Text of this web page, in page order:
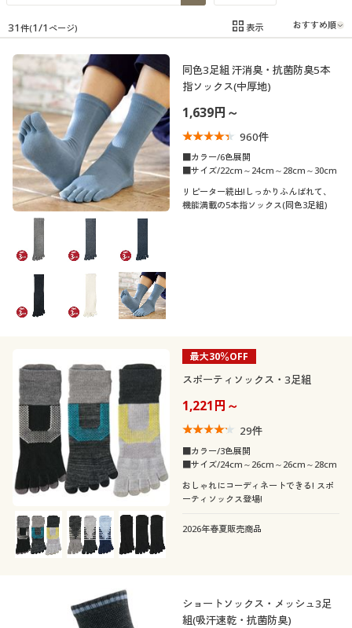
ジュニア・ティーンズ下着
メンズ下着
家電
キッチン・雑貨・日用品
寝具・インテリア・家具通販すべて
家具・収納
寝具・ベッド
カーテン・ラグ・ファブリック
美容・健康
美容・健康通販すべて
美容・健康・サプリメント
制服・スクール
制服・スクールすべて
制服・学生服
ジュニア・ティーンズ下着
大きいサイズ
大きいサイズ通販すべて
大きいサイズ レディース服
大きいサイズ メンズ
バーゲン
バーゲンセール
シークレットセール
詳細検索
商品カテゴリ一覧
カタログ
カタログ・チラシからのご注文
デジタルカタログ
カタログ無料プレゼント
会員メニュー
マイページ
閲覧履歴
在庫 在庫のある商品のみ表示
カテゴリ
口コミ
(5)
(4〜4.9)
靴・靴下サイ
24.5
30
カラー
こだわり条件
無地
素材
31 件(1/1 ページ) 表示
同色3足組 汗消臭・抗菌防臭5本
指ソックス(中厚地)
1,639円～
960件
■カラー/6色展開
■サイズ/22cm～24cm～28cm～30cm
リピーター続出!しっかりふんばれて、
機能満載の5本指ソックス(同色3足組)
最大30％OFF
スポーティソックス・3足組
1,221円～
29件
■カラー/3色展開
■サイズ/24cm～26cm～26cm～28cm
おしゃれにコーディネートできる! スポ
ーティソックス登場!
2026年春夏販売商品
ショートソックス・メッシュ3足
組(吸汗速乾・抗菌防臭)